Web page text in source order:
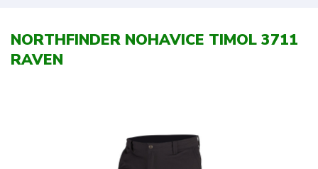
NORTHFINDER NOHAVICE TIMOL 3711
RAVEN